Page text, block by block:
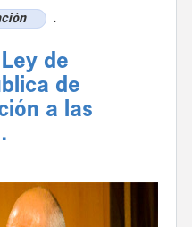
.
de
de
a las